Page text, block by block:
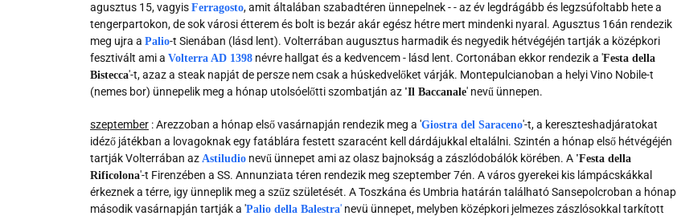
agusztus 15, vagyis Ferragosto, amit általában szabadtéren ünnepelnek - - az év legdrágább és legzsúfoltabb hete a
tengerpartokon, de sok városi étterem és bolt is bezár akár egész hétre mert mindenki nyaral. Agusztus 16án rendezik
meg ujra a Palio-t Sienában (lásd lent). Volterrában augusztus harmadik és negyedik hétvégéjén tartják a középkori
fesztivált ami a Volterra AD 1398 névre hallgat és a kedvencem - lásd lent. Cortonában ekkor rendezik a 'Festa della
Bistecca'-t, azaz a steak napját de persze nem csak a húskedvelőket várják. Montepulcianoban a helyi Vino Nobile-t
(nemes bor) ünnepelik meg a hónap utolsóelőtti szombatján az 'Il Baccanale' nevű ünnepen.
szeptember : Arezzoban a hónap első vasárnapján rendezik meg a 'Giostra del Saraceno'-t, a kereszteshadjáratokat
idéző játékban a lovagoknak egy fatáblára festett szaracént kell dárdájukkal eltalálni. Szintén a hónap első hétvégéjén
tartják Volterrában az Astiludio nevű ünnepet ami az olasz bajnokság a zászlódobálók körében. A 'Festa della
Rificolona'-t Firenzében a SS. Annunziata téren rendezik meg szeptember 7én. A város gyerekei kis lámpácskákkal
érkeznek a térre, igy ünneplik meg a szűz születését. A Toszkána és Umbria határán található Sansepolcroban a hónap
második vasárnapján tartják a 'Palio della Balestra' nevü ünnepet, melyben középkori jelmezes zászlósokkal tarkított